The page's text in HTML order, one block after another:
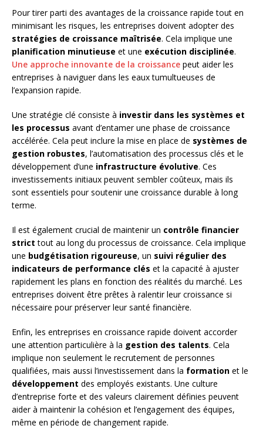
Pour tirer parti des avantages de la croissance rapide tout en
minimisant les risques, les entreprises doivent adopter des
stratégies de croissance maîtrisée. Cela implique une
planification minutieuse et une exécution disciplinée.
Une approche innovante de la croissance peut aider les
entreprises à naviguer dans les eaux tumultueuses de
l’expansion rapide.
Une stratégie clé consiste à investir dans les systèmes et
les processus avant d’entamer une phase de croissance
accélérée. Cela peut inclure la mise en place de systèmes de
gestion robustes, l’automatisation des processus clés et le
développement d’une infrastructure évolutive. Ces
investissements initiaux peuvent sembler coûteux, mais ils
sont essentiels pour soutenir une croissance durable à long
terme.
Il est également crucial de maintenir un contrôle financier
strict tout au long du processus de croissance. Cela implique
une budgétisation rigoureuse, un suivi régulier des
indicateurs de performance clés et la capacité à ajuster
rapidement les plans en fonction des réalités du marché. Les
entreprises doivent être prêtes à ralentir leur croissance si
nécessaire pour préserver leur santé financière.
Enfin, les entreprises en croissance rapide doivent accorder
une attention particulière à la gestion des talents. Cela
implique non seulement le recrutement de personnes
qualifiées, mais aussi l’investissement dans la formation et le
développement des employés existants. Une culture
d’entreprise forte et des valeurs clairement définies peuvent
aider à maintenir la cohésion et l’engagement des équipes,
même en période de changement rapide.